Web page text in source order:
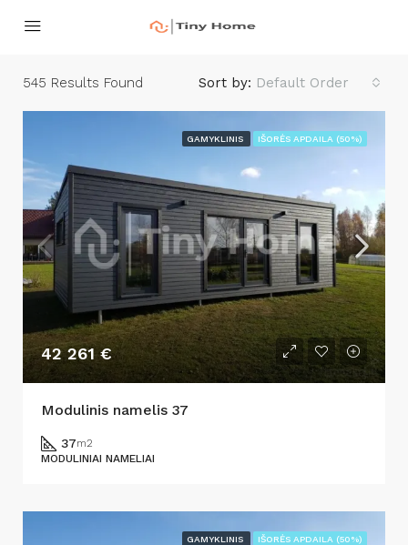
545 Results Found Sort by: Default Order
GAMYKLINIS IŠORĖS APDAILA (50%)
42 261 €
Modulinis namelis 37
37m2
MODULINIAI NAMELIAI
GAMYKLINIS IŠORĖS APDAILA (50%)